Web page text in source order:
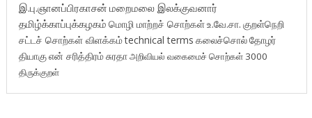
இ.பு.ஞானப்பிரகாசன் மறைமலை இலக்குவனார்
தமிழ்க்காப்புக்கழகம் மொழி மாற்றச் சொற்கள்உ.வே.சா. குறள்நெறி
சட்டச் சொற்கள் விளக்கம்technical terms கலைச்சொல்தோழர்
தியாகுஎன் சரித்திரம்சுரதாஅறிவியல் வகைமைச் சொற்கள் 3000
திருக்குறள்